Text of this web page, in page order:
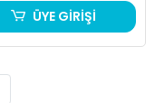
ÜYE GİRİŞİ